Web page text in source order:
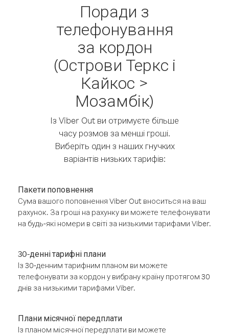
Поради з
телефонування
за кордон
(Острови Теркс і
Кайкос >
Мозамбік)
Із Viber Out ви отримуєте більше
часу розмов за менші гроші.
Виберіть один з наших гнучких
варіантів низьких тарифів:
Пакети поповнення
Сума вашого поповнення Viber Out вноситься на ваш
рахунок. За гроші на рахунку ви можете телефонувати
на будь-які номери в світі за низькими тарифами Viber.
30-денні тарифні плани
Із 30-денним тарифним планом ви можете
телефонувати за кордон у вибрану країну протягом 30
днів за низькими тарифами Viber.
Плани місячної передплати
Із планом місячної передплати ви можете